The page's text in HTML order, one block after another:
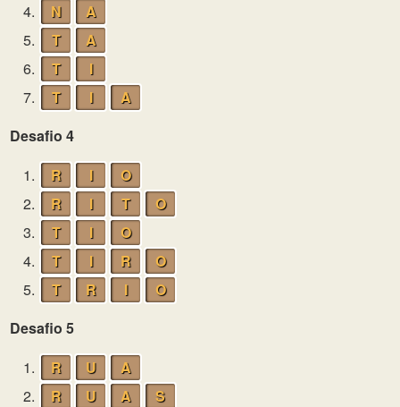
4.
N
A
5.
T
A
6.
T
I
7.
T I
A
Desafio 4
1.
R I
O
2.
R I T
O
3.
T I
O
4.
T I R
O
5.
T R I
O
Desafio 5
1.
R U
A
2.
R U A
S